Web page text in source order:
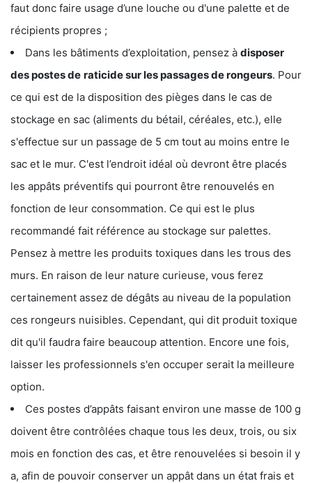
faut donc faire usage d’une louche ou d'une palette et de
récipients propres ;
Dans les bâtiments d’exploitation, pensez à disposer
des postes de raticide sur les passages de rongeurs. Pour
ce qui est de la disposition des pièges dans le cas de
stockage en sac (aliments du bétail, céréales, etc.), elle
s'effectue sur un passage de 5 cm tout au moins entre le
sac et le mur. C'est l’endroit idéal où devront être placés
les appâts préventifs qui pourront être renouvelés en
fonction de leur consommation. Ce qui est le plus
recommandé fait référence au stockage sur palettes.
Pensez à mettre les produits toxiques dans les trous des
murs. En raison de leur nature curieuse, vous ferez
certainement assez de dégâts au niveau de la population
ces rongeurs nuisibles. Cependant, qui dit produit toxique
dit qu'il faudra faire beaucoup attention. Encore une fois,
laisser les professionnels s'en occuper serait la meilleure
option.
Ces postes d’appâts faisant environ une masse de 100 g
doivent être contrôlées chaque tous les deux, trois, ou six
mois en fonction des cas, et être renouvelées si besoin il y
a, afin de pouvoir conserver un appât dans un état frais et